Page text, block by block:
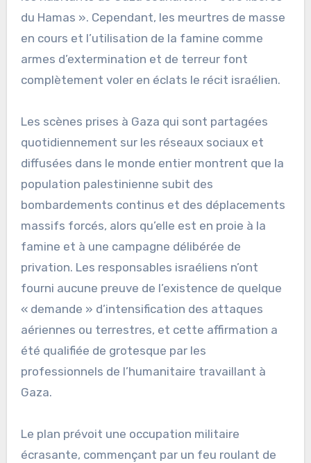
du Hamas ». Cependant, les meurtres de masse
en cours et l’utilisation de la famine comme
armes d’extermination et de terreur font
complètement voler en éclats le récit israélien.
Les scènes prises à Gaza qui sont partagées
quotidiennement sur les réseaux sociaux et
diffusées dans le monde entier montrent que la
population palestinienne subit des
bombardements continus et des déplacements
massifs forcés, alors qu’elle est en proie à la
famine et à une campagne délibérée de
privation. Les responsables israéliens n’ont
fourni aucune preuve de l’existence de quelque
« demande » d’intensification des attaques
aériennes ou terrestres, et cette affirmation a
été qualifiée de grotesque par les
professionnels de l’humanitaire travaillant à
Gaza.
Le plan prévoit une occupation militaire
écrasante, commençant par un feu roulant de